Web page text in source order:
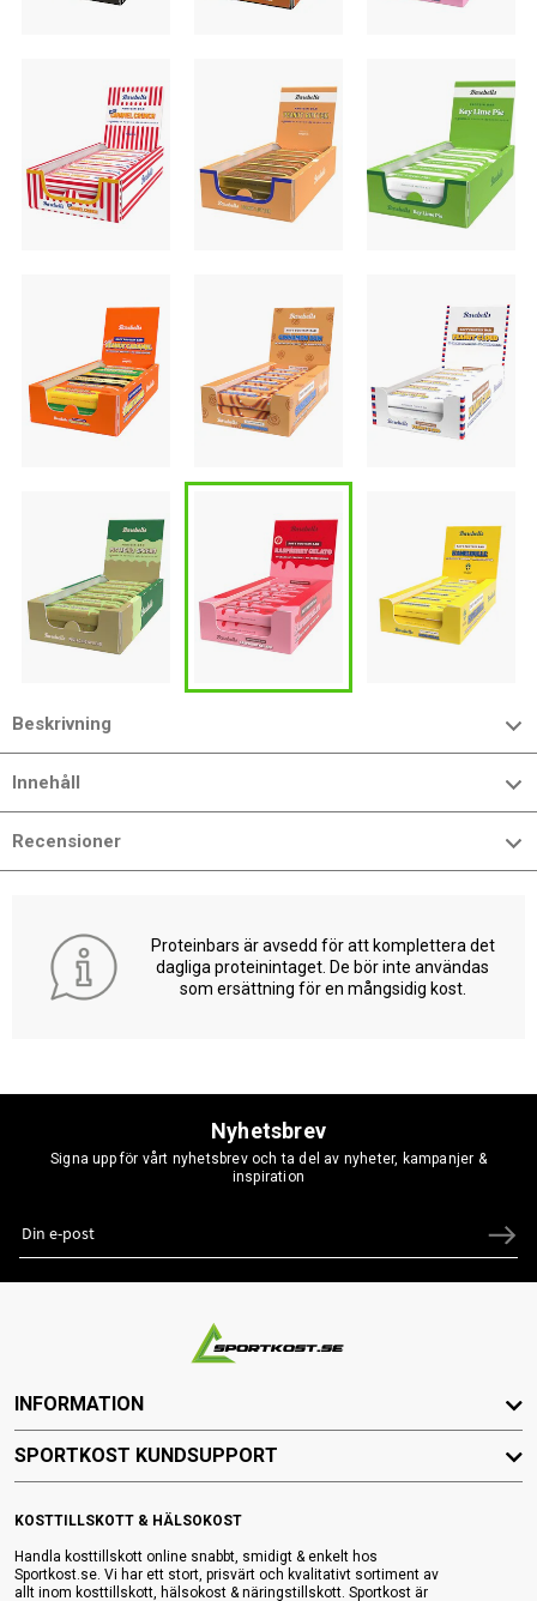
Beskrivning
Innehåll
Recensioner
Proteinbars är avsedd för att komplettera det
dagliga proteinintaget. De bör inte användas
som ersättning för en mångsidig kost.
Nyhetsbrev
Signa upp för vårt nyhetsbrev och ta del av nyheter, kampanjer &
inspiration
KOSTTILLSKOTT & HÄLSOKOST
Handla kosttillskott online snabbt, smidigt & enkelt hos
Sportkost.se. Vi har ett stort, prisvärt och kvalitativt sortiment av
allt inom kosttillskott, hälsokost & näringstillskott. Sportkost är
INFORMATION
SPORTKOST KUNDSUPPORT